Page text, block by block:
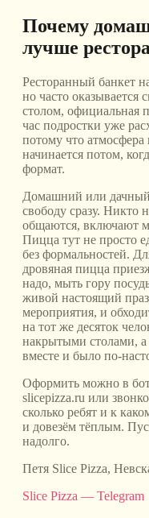
Почему
лучше
Ресторанный банкет
но часто
столом, официальная
час подростки уже
потому что атмосфера
начинается потом,
формат.
Домашний или
свободу сразу. Никто
общаются, включают
Пицца тут не просто
без формальностей.
дровяная пицца
надо, мыть гору
живой настоящий
мероприятия, и
на тот же десяток
накрытыми столами, а
вместе и было по-
Оформить можно в
slicepizza.ru или
сколько ребят и к
и довезём тёплым.
надолго.
Петя Slice Pizza,
Slice Pizza — Telegram